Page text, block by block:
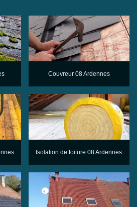
Couvreur 08 Ardennes
Isolation de toiture 08 Ardennes